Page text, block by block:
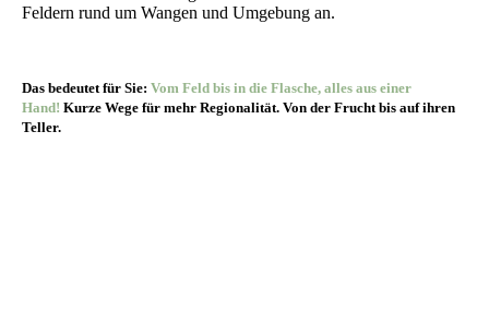
Feldern rund um Wangen und Umgebung an.
Das bedeutet für Sie: Vom Feld bis in die Flasche, alles aus einer
Hand! Kurze Wege für mehr Regionalität. Von der Frucht bis auf ihren
Teller.